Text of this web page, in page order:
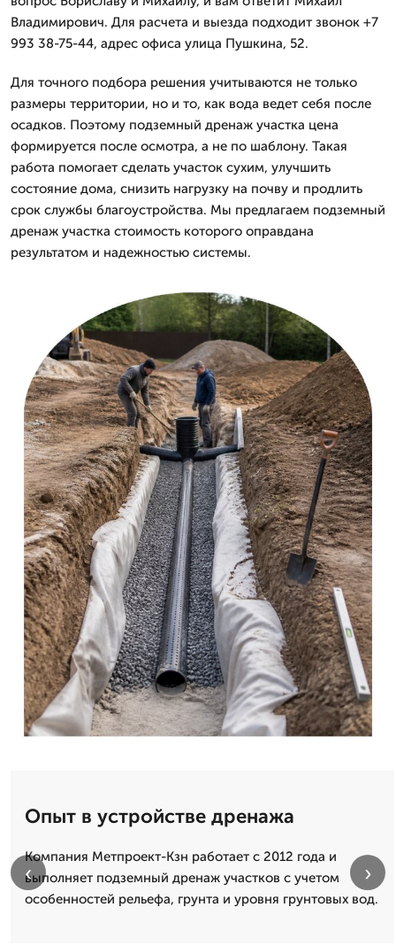
Владимирович. Для расчета и выезда подходит звонок +7
993 38-75-44, адрес офиса улица Пушкина, 52.
Для точного подбора решения учитываются не только
размеры территории, но и то, как вода ведет себя после
осадков. Поэтому подземный дренаж участка цена
формируется после осмотра, а не по шаблону. Такая
работа помогает сделать участок сухим, улучшить
состояние дома, снизить нагрузку на почву и продлить
срок службы благоустройства. Мы предлагаем подземный
дренаж участка стоимость которого оправдана
результатом и надежностью системы.
Опыт в устройстве дренажа
Компания Метпроект-Кзн работает с 2012 года и
выполняет подземный дренаж участков с учетом
особенностей рельефа, грунта и уровня грунтовых вод.
‹ ›